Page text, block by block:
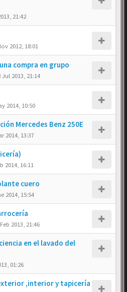
21:42
2012, 18:01
compra en grupo
Jul 2013, 21:14
2014, 10:50
Mercedes Benz 250E
2014, 13:37
2014, 16:11
cuero
2014, 15:54
2013, 21:46
en el lavado del
01:26
,interior y tapicería